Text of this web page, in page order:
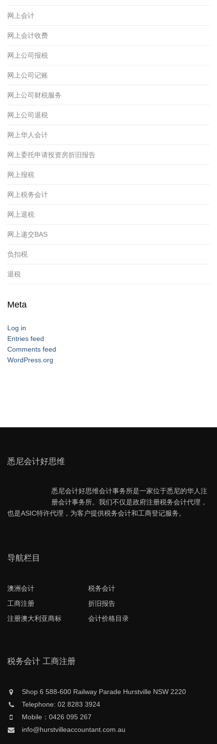
网上会计
网上会计收费
网上公司报税
网上公司记账
网上公司财税服务
网上公司退税
网上华人会计
网上委托申请投资房折旧报告
网上报税
网上税务会计
网上退税
网上递交BAS
负扣税
退税
Meta
Log in
Entries feed
Comments feed
WordPress.org
悉尼会计好思维
悉尼会计好思维会计事务所是一家位于悉尼的华人注
册会计事务所。我们不仅是政府注册税务会计代理，
也是ASIC特许代理，为客户提供税务会计和工商登记服务。
导航栏目
澳洲会计
税务会计
工商注册
折旧报告
注册澳大利亚商标
会计价格目录
税务会计 工商注册
Shop 6 588-600 Railway Parade Hurstville NSW 2220
Telephone: 02 8283 3924
Mobile：0426 095 267
info@hurstvilleaccountant.com.au